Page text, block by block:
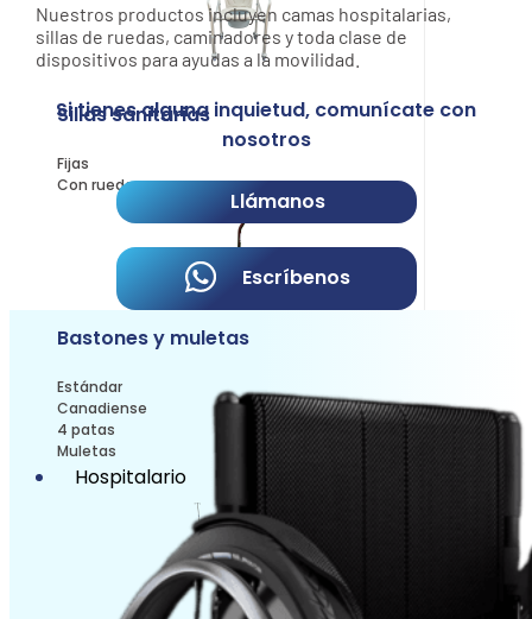
Sillas sanitarias
Fijas
Con ruedas
Bastones y muletas
Estándar
Canadiense
4 patas
Muletas
Hospitalario
Nuestros productos incluyen camas hospitalarias,
sillas de ruedas, caminadores y toda clase de
dispositivos para ayudas a la movilidad.
Si tienes alguna inquietud, comunícate con
nosotros
Llámanos
Escríbenos